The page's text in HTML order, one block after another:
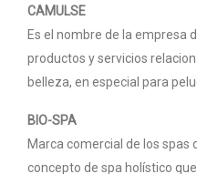
CAMULSE
Es el nombre de la empresa
productos y servicios
belleza, en especial para
BIO-SPA
Marca comercial de los spas
concepto de spa holístico